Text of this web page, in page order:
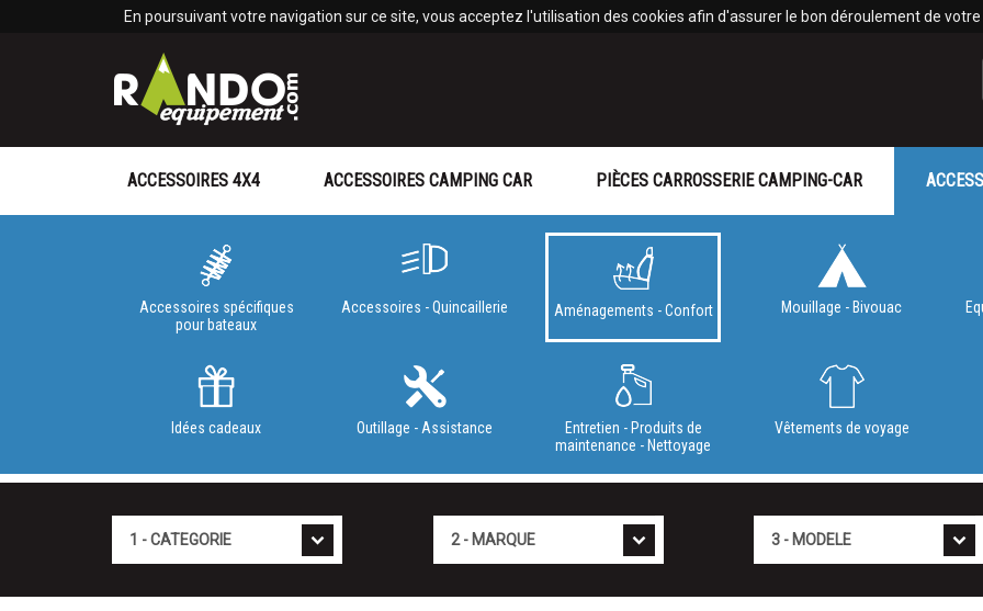
En poursuivant votre navigation sur ce site, vous acceptez l'utilisation des cookies afin d'assurer le bon déroulement de
ACCESSOIRES 4X4 ACCESSOIRES CAMPING CAR PIÈCES CARROSSERIE CAMPING-CAR
Accessoires spécifiques
pour bateaux
Accessoires - Quincaillerie Aménagements - Confort Mouillage - Bivouac
Idées cadeaux Outillage - Assistance
Entretien - Produits de
maintenance - Nettoyage
Vêtements de voyage
Panneau de gestion des cookies